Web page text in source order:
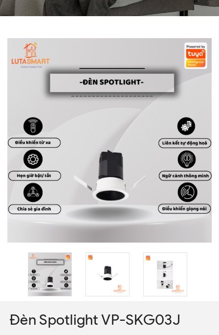
Đèn Spotlight VP-SKG03J